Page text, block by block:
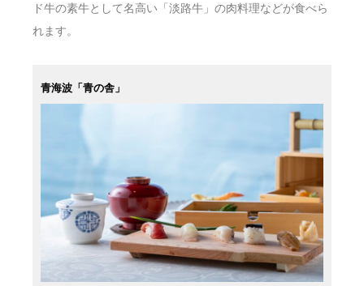
ド牛の素牛として名高い「淡路牛」の肉料理などが食べら
れます。
青海波「青の舎」